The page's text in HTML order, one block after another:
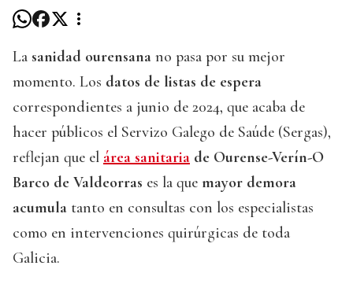
La sanidad ourensana no pasa por su mejor
momento. Los datos de listas de espera
correspondientes a junio de 2024, que acaba de
hacer públicos el Servizo Galego de Saúde (Sergas),
reflejan que el área sanitaria de Ourense-Verín-O
Barco de Valdeorras es la que mayor demora
acumula tanto en consultas con los especialistas
como en intervenciones quirúrgicas de toda
Galicia.